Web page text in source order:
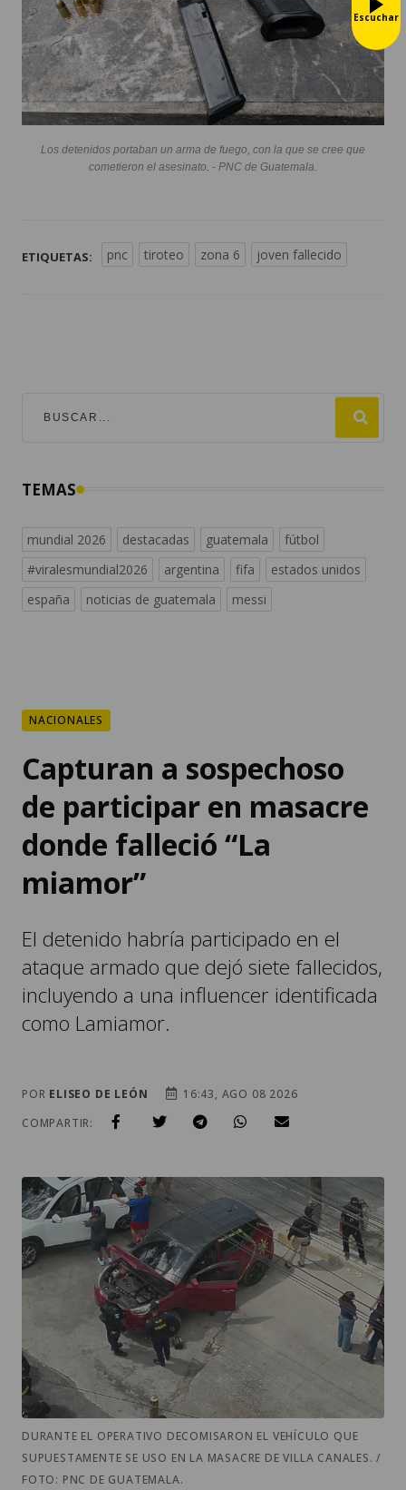
Los detenidos portaban un arma de fuego, con la que se cree que
cometieron el asesinato. - PNC de Guatemala.
ETIQUETAS: pnc tiroteo zona 6 joven fallecido
TEMAS
mundial 2026 destacadas guatemala
fútbol
#viralesmundial2026
argentina fifa
estados unidos
españa
noticias de guatemala messi
NACIONALES
Capturan a sospechoso
de participar en masacre
donde falleció “La
miamor”
El detenido habría participado en el
ataque armado que dejó siete fallecidos,
incluyendo a una influencer identificada
como Lamiamor.
POR ELISEO DE LEÓN
16:43, AGO 08 2026
COMPARTIR:
DURANTE EL OPERATIVO DECOMISARON EL VEHÍCULO QUE
SUPUESTAMENTE SE USO EN LA MASACRE DE VILLA CANALES. /
FOTO: PNC DE GUATEMALA.
Escuchar